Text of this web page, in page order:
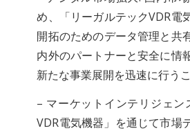
め、「リーガルテックVDR電
開拓のためのデータ管理と共
内外のパートナーと安全に情
新たな事業展開を迅速に行う
– マーケットインテリジェン
VDR電気機器」を通じて市場